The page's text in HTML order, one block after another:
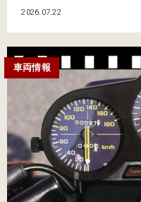
ような変化を遂げたのか!? あれ
2026.07.22
車両情報